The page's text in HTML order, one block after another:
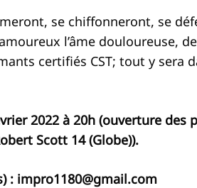
se chiffonneront, se
l’âme douloureuse,
certifiés CST; tout y sera
2022 à 20h (ouverture des
Scott 14 (Globe)).
: impro1180@gmail.com